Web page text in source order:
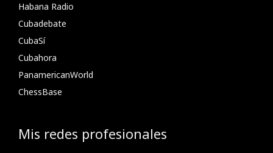
Habana Radio
Cubadebate
CubaSí
Cubahora
PanamericanWorld
ChessBase
Mis redes profesionales